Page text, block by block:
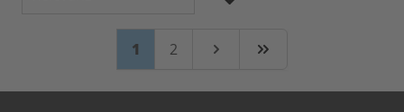
Sie lesen gerade Seite
1 Seite
2 Weiter Zuletzt